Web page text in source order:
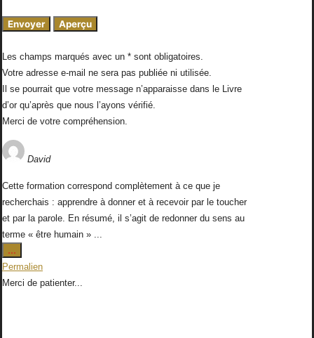
Les champs marqués avec un * sont obligatoires.
Votre adresse e-mail ne sera pas publiée ni utilisée.
Il se pourrait que votre message n’apparaisse dans le Livre
d’or qu’après que nous l’ayons vérifié.
Merci de votre compréhension.
David
Cette formation correspond complètement à ce que je
recherchais : apprendre à donner et à recevoir par le toucher
et par la parole. En résumé, il s’agit de redonner du sens au
terme « être humain » ...
...
cette
boîte
méta.
Permalien
Merci de patienter...